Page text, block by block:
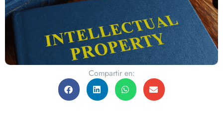
Compartir en: